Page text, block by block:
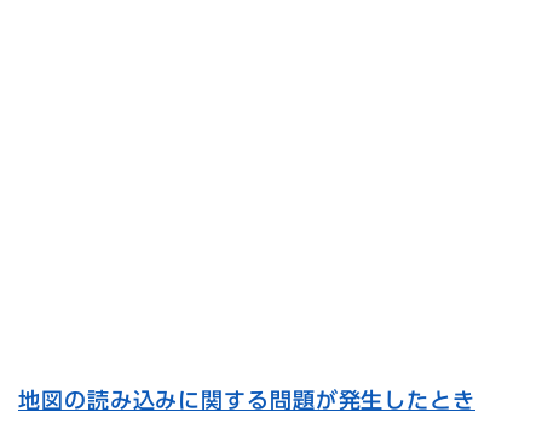
地図の読み込みに関する問題が発生したとき